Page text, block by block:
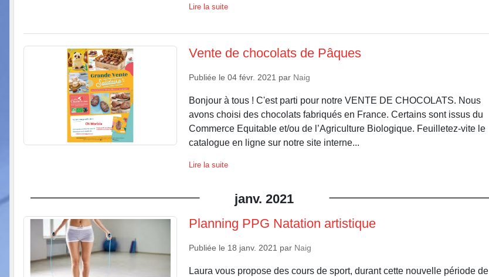
Lire la suite
Vente de chocolats de Pâques
Publiée le 04 févr. 2021 par Naig
Bonjour à tous ! C'est parti pour notre VENTE DE CHOCOLATS. Nous
avons choisi des chocolats fabriqués en France. Certains sont issus du
Commerce Equitable et/ou de l’Agriculture Biologique. Feuilletez-vite le
catalogue en ligne sur notre site interne...
Lire la suite
janv. 2021
Planning PPG Natation artistique
Publiée le 18 janv. 2021 par Naig
Laura vous propose des cours de sport, durant cette nouvelle période de